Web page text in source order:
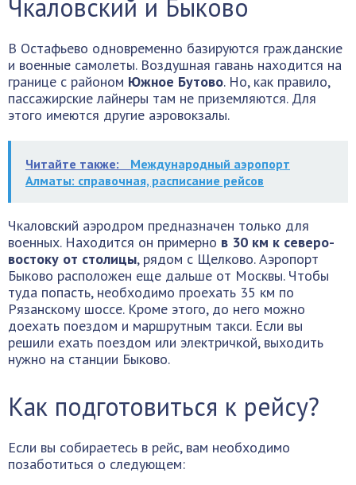
Чкаловский и Быково
В Остафьево одновременно базируются гражданские
и военные самолеты. Воздушная гавань находится на
границе с районом Южное Бутово. Но, как правило,
пассажирские лайнеры там не приземляются. Для
этого имеются другие аэровокзалы.
Читайте также:
Международный аэропорт
Алматы: справочная, расписание рейсов
Чкаловский аэродром предназначен только для
военных. Находится он примерно в 30 км к северо-
востоку от столицы, рядом с Щелково. Аэропорт
Быково расположен еще дальше от Москвы. Чтобы
туда попасть, необходимо проехать 35 км по
Рязанскому шоссе. Кроме этого, до него можно
доехать поездом и маршрутным такси. Если вы
решили ехать поездом или электричкой, выходить
нужно на станции Быково.
Как подготовиться к рейсу?
Если вы собираетесь в рейс, вам необходимо
позаботиться о следующем: